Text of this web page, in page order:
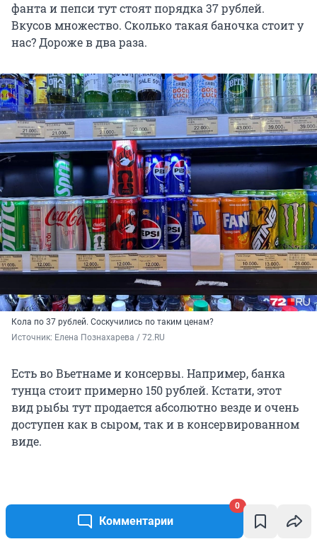
Комментарии
0
фанта и пепси тут стоят порядка 37 рублей.
Вкусов множество. Сколько такая баночка стоит у
нас? Дороже в два раза.
Кола по 37 рублей. Соскучились по таким ценам?
Источник: Елена Познахарева / 72.RU
Есть во Вьетнаме и консервы. Например, банка
тунца стоит примерно 150 рублей. Кстати, этот
вид рыбы тут продается абсолютно везде и очень
доступен как в сыром, так и в консервированном
виде.